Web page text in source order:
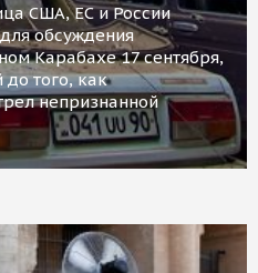
США, ЕС и России
обсуждения
Карабахе 17 сентября,
до того, как
непризнанной